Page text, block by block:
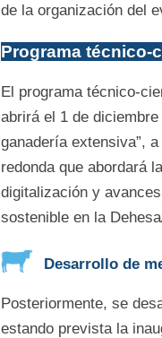
de la organización del
Programa técnico-
El programa técnico-
abrirá el 1 de
ganadería extensiva”,
redonda que abordará
digitalización y
sostenible en la
Desarrollo de
Posteriormente, se
estando prevista la